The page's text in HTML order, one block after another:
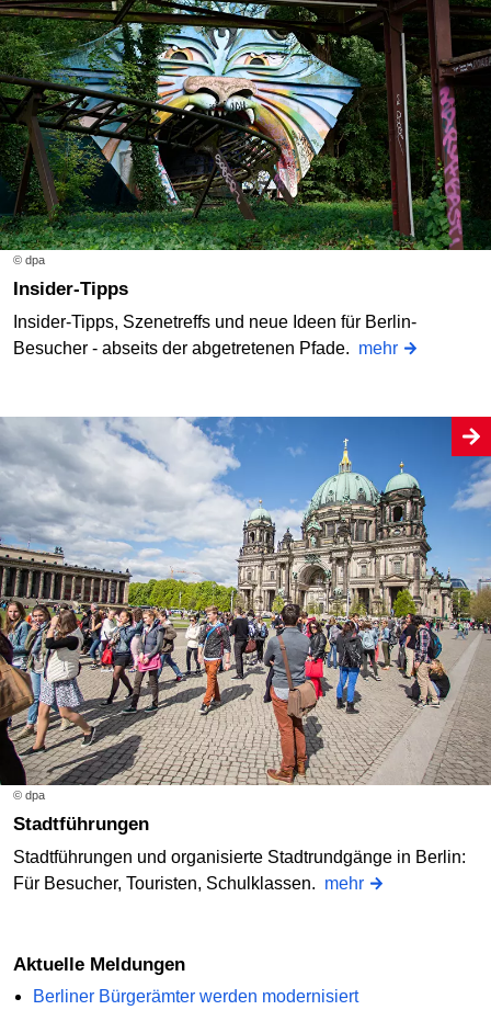
© dpa
Insider-Tipps
Insider-Tipps, Szenetreffs und neue Ideen für Berlin-
Besucher - abseits der abgetretenen Pfade. mehr
© dpa
Stadtführungen
Stadtführungen und organisierte Stadtrundgänge in Berlin:
Für Besucher, Touristen, Schulklassen. mehr
Aktuelle Meldungen
Berliner Bürgerämter werden modernisiert